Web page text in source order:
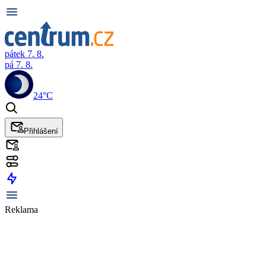
pátek 7. 8.
pá 7. 8.
24°C
Přihlášení
Reklama